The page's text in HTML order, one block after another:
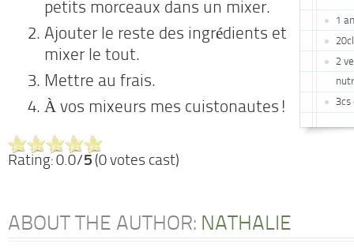
1
2
3cs
petits morceaux dans un mixer.
Ajouter le reste des ingrédients et
mixer le tout.
Mettre au frais.
À vos mixeurs mes cuistonautes!
Rating: 0.0/5 (0 votes cast)
ABOUT THE AUTHOR: NATHALIE